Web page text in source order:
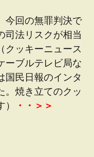
今回の無罪判決で
司法リスクが相当
クッキーニュース
ーブルテレビ局な
国民日報のインタ
。焼き立てのクッ
・・＞＞